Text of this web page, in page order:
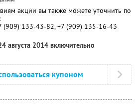
акции вы также можете уточнить по
(909) 133-43-82, +7 (909) 135-16-43
августа 2014 включительно
купоном